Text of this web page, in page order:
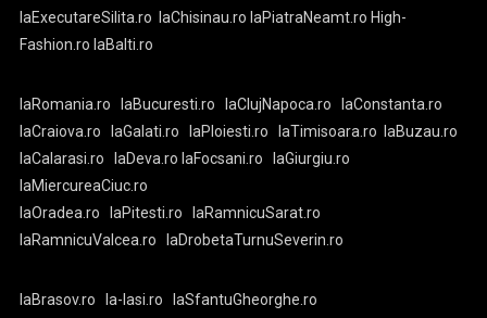
laExecutareSilita.ro
laChisinau.ro laPiatraNeamt.ro High-
Fashion.ro laBalti.ro
laRomania.ro laBucuresti.ro laClujNapoca.ro
laConstanta.ro
laCraiova.ro
laGalati.ro laPloiesti.ro laTimisoara.ro
laBuzau.ro
laCalarasi.ro
laDeva.ro laFocsani.ro
laGiurgiu.ro
laMiercureaCiuc.ro
laOradea.ro
laPitesti.ro
laRamnicuSarat.ro
laRamnicuValcea.ro
laDrobetaTurnuSeverin.ro
laBrasov.ro la-Iasi.ro laSfantuGheorghe.ro